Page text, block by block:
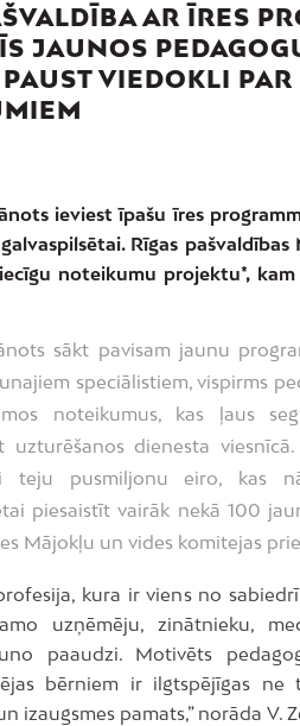
AR ĪRES
JAUNOS
VIEDOKLI PAR
ieviest īpašu īres
Rīgas
noteikumu projektu*,
sākt pavisam jaunu
speciālistiem, vispirms
noteikumus, kas ļaus
uzturēšanos dienesta
teju pusmiljonu eiro, kas
piesaistīt vairāk nekā 100
Mājokļu un vides komitejas
kura ir viens no
uzņēmēju, zinātnieku,
paaudzi. Motivēts
bērniem ir ilgtspējīgas ne
izaugsmes pamats,” norāda V.